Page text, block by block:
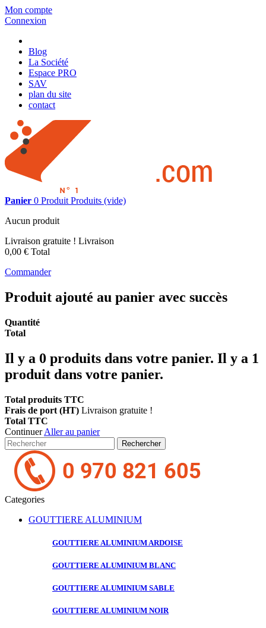
Mon compte
Connexion
Blog
La Société
Espace PRO
SAV
plan du site
contact
Panier 0 Produit Produits (vide)
Aucun produit
Livraison gratuite ! Livraison
0,00 € Total
Commander
Produit ajouté au panier avec succès
Quantité
Total
Il y a 0 produits dans votre panier. Il y a 1
produit dans votre panier.
Total produits TTC
Frais de port (HT) Livraison gratuite !
Total TTC
ContinuerAller au panier
Rechercher
Categories
GOUTTIERE ALUMINIUM
GOUTTIERE ALUMINIUM ARDOISE
GOUTTIERE ALUMINIUM BLANC
GOUTTIERE ALUMINIUM SABLE
GOUTTIERE ALUMINIUM NOIR